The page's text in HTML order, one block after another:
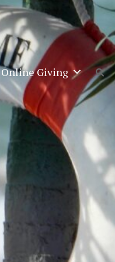
Online Giving